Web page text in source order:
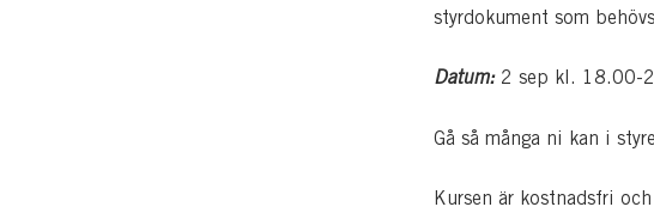
styrdokument som
Datum:2 sep kl. 18.00-
Gå så många ni kan i
Kursen är kostnadsfri